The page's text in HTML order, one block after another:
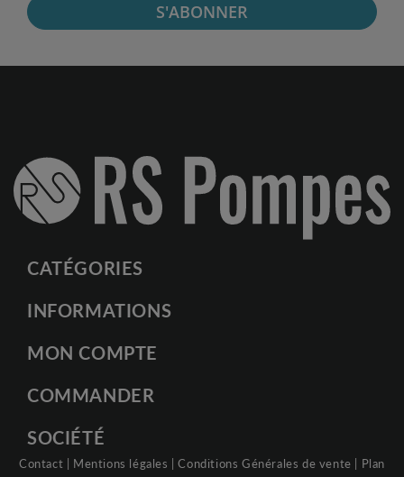
S'ABONNER
CATÉGORIES
INFORMATIONS
MON COMPTE
COMMANDER
SOCIÉTÉ
Contact | Mentions légales |Conditions Générales de vente | Plan